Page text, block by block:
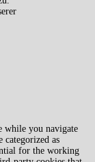
while you navigate
categorized as
for the working